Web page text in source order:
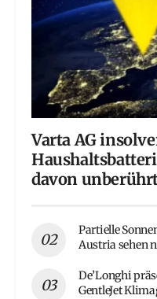
Varta AG
davon
Partielle
Austria sehen
De’Longhi
GentleJet